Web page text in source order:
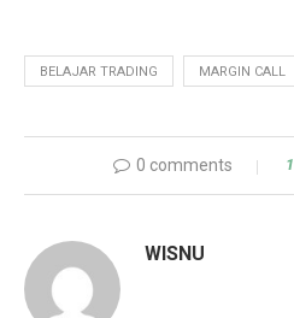
BELAJAR TRADING MARGIN CALL
0 comments 1
WISNU